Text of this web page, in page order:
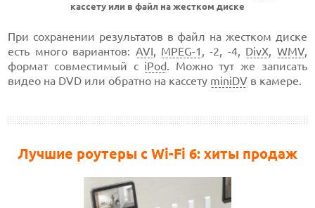
кассету или в файл на жестком диске
При сохранении результатов в файл на жестком диске
есть много вариантов: AVI, MPEG-1 , -2, -4, DivX, WMV,
формат совместимый с iPod. Можно тут же записать
видео на DVD или обратно на кассету miniDV в камере.
Лучшие роутеры с Wi-Fi 6: хиты продаж